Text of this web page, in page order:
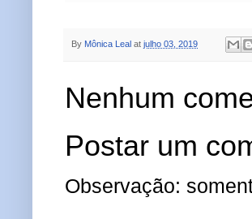
By Mônica Leal at julho 03, 2019
Nenhum
Postar um
Observação: